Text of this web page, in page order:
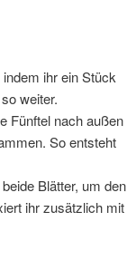
ihr ein Stück
weiter.
Fünftel nach außen
So entsteht
Blätter, um den
ihr zusätzlich mit